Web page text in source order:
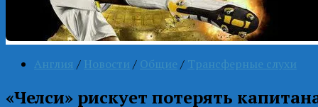
Англия / Новости / Общие / Трансферные слухи
«Челси» рискует потерять